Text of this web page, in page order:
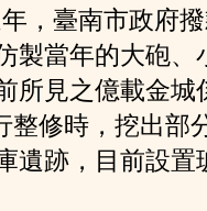
，臺南市政府
製當年的大砲、
所見之億載金城
整修時，挖出部
遺跡，目前設置